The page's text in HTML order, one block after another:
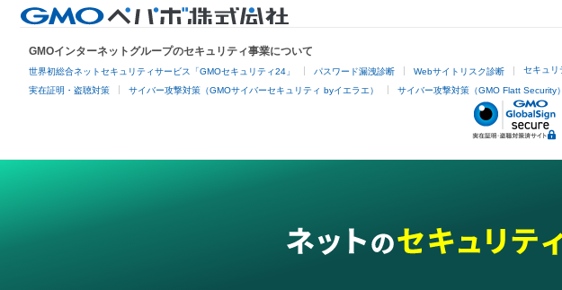
GMOインターネットグループのセキュリティ事業について
世界初総合ネットセキュリティサービス「GMOセキュリティ24」 パスワード漏洩診断 Webサイトリスク診断 セキュリ
実在証明・盗聴対策 サイバー攻撃対策（GMOサイバーセキュリティ byイエラエ） サイバー攻撃対策（GMO Flatt Security）